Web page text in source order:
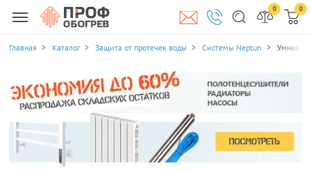
0 0
Главная Каталог Защита от протечек воды Системы Neptun Умная